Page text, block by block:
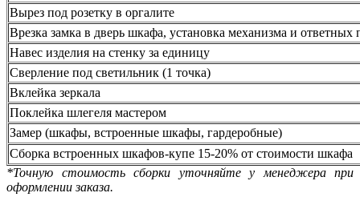
Вырез под розетку в оргалите
Врезка замка в дверь шкафа, установка механизма и ответных
Навес изделия на стенку за единицу
Сверление под светильник (1 точка)
Вклейка зеркала
Поклейка шлегеля мастером
Замер (шкафы, встроенные шкафы, гардеробные)
Сборка встроенных шкафов-купе 15-20% от стоимости шкафа
*Точную стоимость сборки уточняйте у менеджера при
оформлении заказа.